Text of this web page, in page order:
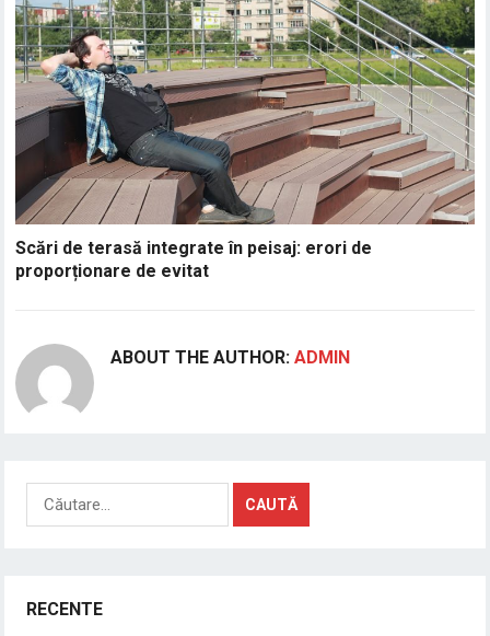
Scări de terasă integrate în peisaj: erori de
proporționare de evitat
ABOUT THE AUTHOR:ADMIN
Caută
după:
RECENTE